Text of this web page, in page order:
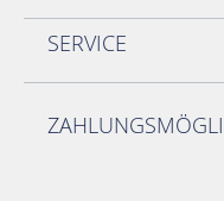
SERVICE